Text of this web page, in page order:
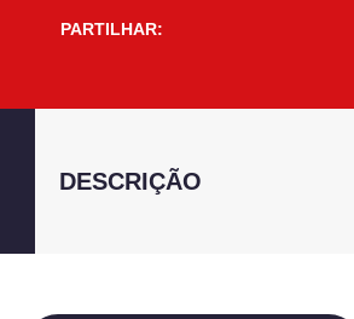
PARTILHAR:
DESCRIÇÃO